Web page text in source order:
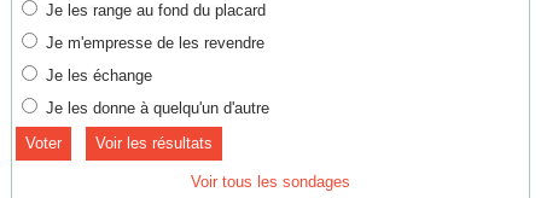
Je les range au fond du placard
Je m'empresse de les revendre
Je les échange
Je les donne à quelqu'un d'autre
Voir les résultats
Voir tous les sondages